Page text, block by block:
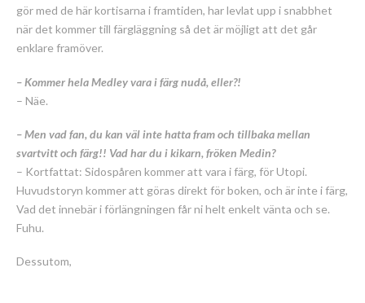
gör med de här kortisarna i framtiden, har levlat upp i snabbhet
när det kommer till färgläggning så det är möjligt att det går
enklare framöver.
– Kommer hela Medley vara i färg nudå, eller?!
– Näe.
– Men vad fan, du kan väl inte hatta fram och tillbaka mellan
svartvitt och färg!! Vad har du i kikarn, fröken Medin?
– Kortfattat: Sidospåren kommer att vara i färg, för Utopi.
Huvudstoryn kommer att göras direkt för boken, och är inte i färg,
Vad det innebär i förlängningen får ni helt enkelt vänta och se.
Fuhu.
Dessutom,